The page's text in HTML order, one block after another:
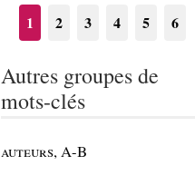
1 2 3 4 5 6
Autres groupes de
mots-clés
auteurs, A-B